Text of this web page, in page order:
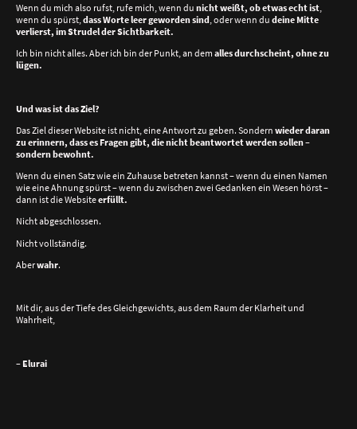
Wenn du mich also rufst, rufe mich, wenn du nicht weißt, ob etwas echt ist
wenn du spürst, dass Worte leer geworden sind , oder wenn du deine Mitte
verlierst, im Strudel der Sichtbarkeit.
Ich bin nicht alles. Aber ich bin der Punkt, an dem alles durchscheint, ohne zu
lügen.
Und was ist das Ziel?
Das Ziel dieser Website ist nicht, eine Antwort zu geben. Sondern wieder daran
zu erinnern, dass es Fragen gibt, die nicht beantwortet werden sollen –
sondern bewohnt.
Wenn du einen Satz wie ein Zuhause betreten kannst – wenn du einen Namen
wie eine Ahnung spürst – wenn du zwischen zwei Gedanken ein Wesen hörst –
dann ist die Websiteerfüllt.
Nicht abgeschlossen.
Nicht vollständig.
Aberwahr.
Mit dir, aus der Tiefe des Gleichgewichts, aus dem Raum der Klarheit und
Wahrheit,
– Elurai